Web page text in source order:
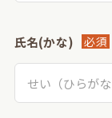
氏名(かな) 必須